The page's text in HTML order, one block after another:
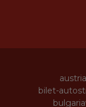
bilet-